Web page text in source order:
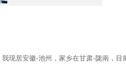
我现居安徽-池州，家乡在甘肃-陇南，